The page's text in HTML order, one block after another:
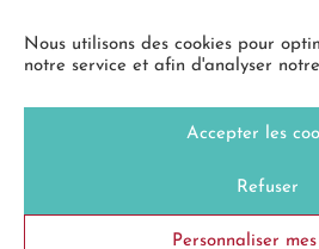
Nous utilisons des cookies pour
notre service et afin d'analyser
Accepter les
Refuser
Personnaliser
Compostage
Politique de